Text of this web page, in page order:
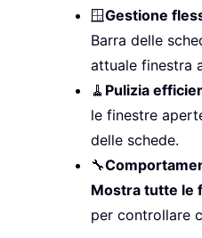
🪟Gestione
Barra delle
attuale finestra
🧹 Pulizia
le finestre
delle schede.
🔧
Mostra tutte le
per controllare